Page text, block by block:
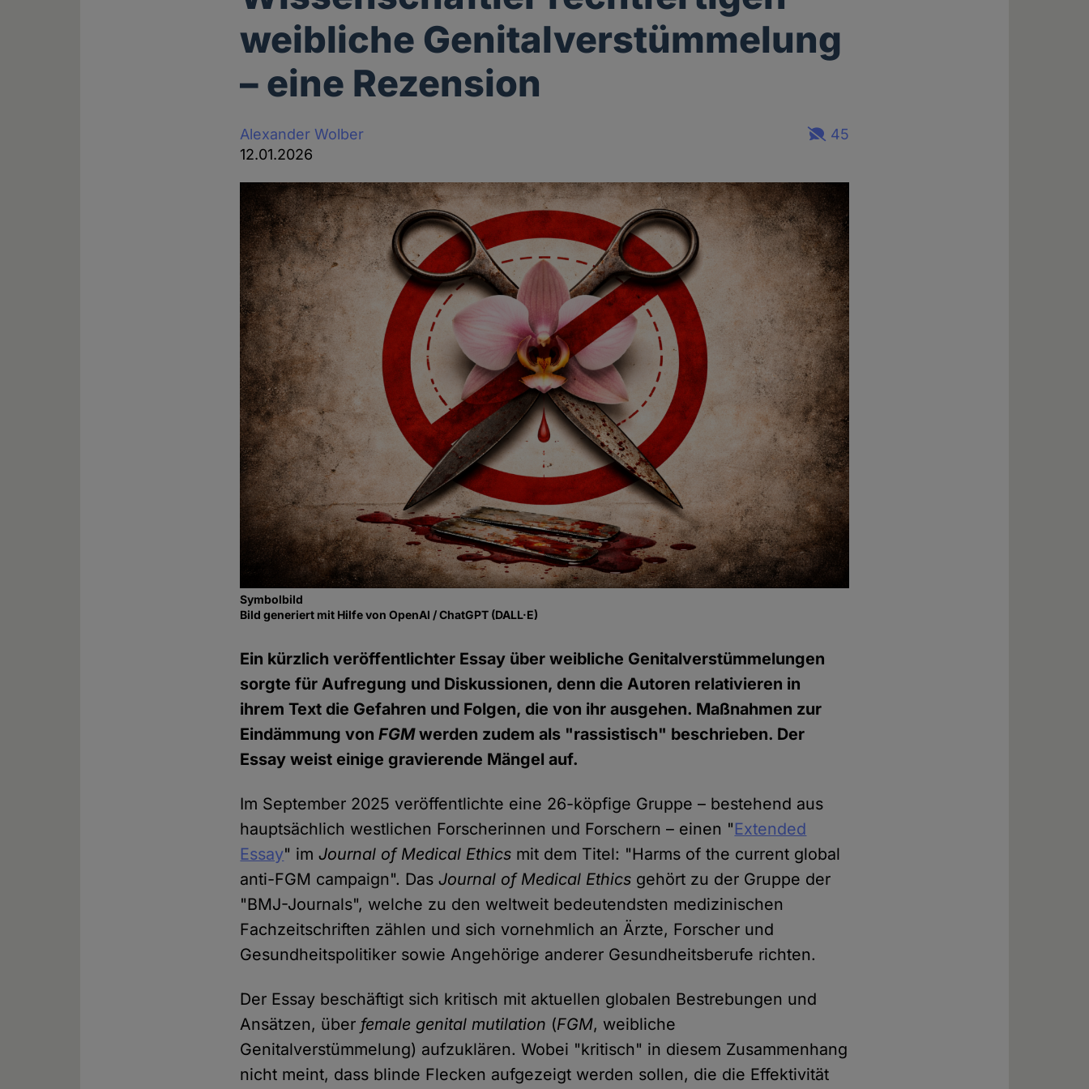
weibliche Genitalverstümmelung
– eine Rezension
Alexander Wolber
12.01.2026
45
Symbolbild
Bild generiert mit Hilfe von OpenAI / ChatGPT (DALL·E)
Ein kürzlich veröffentlichter Essay über weibliche Genitalverstümmelungen
sorgte für Aufregung und Diskussionen, denn die Autoren relativieren in
ihrem Text die Gefahren und Folgen, die von ihr ausgehen. Maßnahmen zur
Eindämmung vonFGMwerden zudem als "rassistisch" beschrieben. Der
Essay weist einige gravierende Mängel auf.
Im September 2025 veröffentlichte eine 26-köpfige Gruppe – bestehend aus
hauptsächlich westlichen Forscherinnen und Forschern – einen "Extended
Essay" imJournal of Medical Ethics mit dem Titel: "Harms of the current global
anti-FGM campaign". DasJournal of Medical Ethics gehört zu der Gruppe der
"BMJ-Journals", welche zu den weltweit bedeutendsten medizinischen
Fachzeitschriften zählen und sich vornehmlich an Ärzte, Forscher und
Gesundheitspolitiker sowie Angehörige anderer Gesundheitsberufe richten.
Der Essay beschäftigt sich kritisch mit aktuellen globalen Bestrebungen und
Ansätzen, über female genital mutilation (FGM, weibliche
Genitalverstümmelung) aufzuklären. Wobei "kritisch" in diesem Zusammenhang
nicht meint, dass blinde Flecken aufgezeigt werden sollen, die die Effektivität